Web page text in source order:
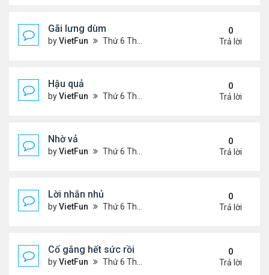
Gãi lưng dùm
byVietFun Thứ 6 Tháng 11 05, 2021 12:49 pm
0
Trả lời
Hậu quả
byVietFun Thứ 6 Tháng 11 05, 2021 12:42 pm
0
Trả lời
Nhờ vả
byVietFun Thứ 6 Tháng 11 05, 2021 12:41 pm
0
Trả lời
Lời nhắn nhủ
byVietFun Thứ 6 Tháng 11 05, 2021 12:38 pm
0
Trả lời
Cố gắng hết sức rồi
byVietFun Thứ 6 Tháng 11 05, 2021 12:03 pm
0
Trả lời